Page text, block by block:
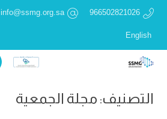
966502821026
info@ssmg.org.sa
English
التصنيف: مجلة الجمعية